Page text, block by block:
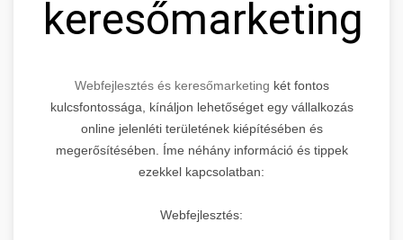
keresőmarketing
Webfejlesztés és keresőmarketing két fontos
kulcsfontossága, kínáljon lehetőséget egy vállalkozás
online jelenléti területének kiépítésében és
megerősítésében. Íme néhány információ és tippek
ezekkel kapcsolatban:
Webfejlesztés: